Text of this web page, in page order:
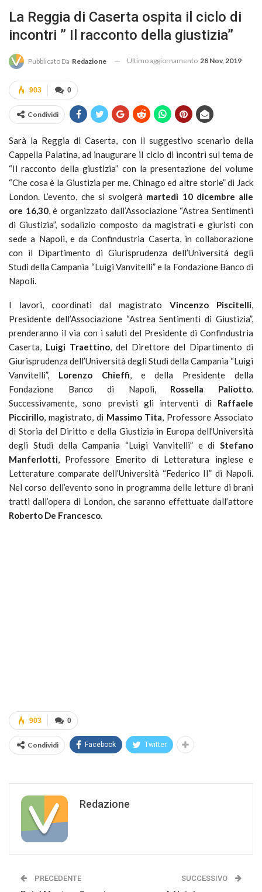
La Reggia di Caserta ospita il ciclo di
incontri ” Il racconto della giustizia”
Pubblicato Da Redazione Ultimo aggiornamento 28 Nov, 2019
0
903
Condividi
Sarà la Reggia di Caserta, con il suggestivo scenario della
Cappella Palatina, ad inaugurare il ciclo di incontri sul tema de
“Il racconto della giustizia” con la presentazione del volume
“Che cosa è la Giustizia per me. Chinago ed altre storie” di Jack
London. L’evento, che si svolgerà martedì 10 dicembre alle
ore 16,30, è organizzato dall’Associazione “Astrea Sentimenti
di Giustizia”, sodalizio composto da magistrati e giuristi con
sede a Napoli, e da Confindustria Caserta, in collaborazione
con il Dipartimento di Giurisprudenza dell’Università degli
Studi della Campania “Luigi Vanvitelli” e la Fondazione Banco di
Napoli.
I lavori, coordinati dal magistrato Vincenzo Piscitelli,
Presidente dell’Associazione “Astrea Sentimenti di Giustizia”,
prenderanno il via con i saluti del Presidente di Confindustria
Caserta, Luigi Traettino, del Direttore del Dipartimento di
Giurisprudenza dell’Università degli Studi della Campania “Luigi
Vanvitelli”, Lorenzo Chieffi, e della Presidente della
Fondazione Banco di Napoli, Rossella Paliotto.
Successivamente, sono previsti gli interventi di Raffaele
Piccirillo, magistrato, di Massimo Tita, Professore Associato
di Storia del Diritto e della Giustizia in Europa dell’Università
degli Studi della Campania “Luigi Vanvitelli” e di Stefano
Manferlotti, Professore Emerito di Letteratura inglese e
Letterature comparate dell’Università “Federico II” di Napoli.
Nel corso dell’evento sono in programma delle letture di brani
tratti dall’opera di London, che saranno effettuate dall’attore
Roberto De Francesco.
0
903
Condividi Facebook Twitter
Redazione
PRECEDENTE SUCCESSIVO